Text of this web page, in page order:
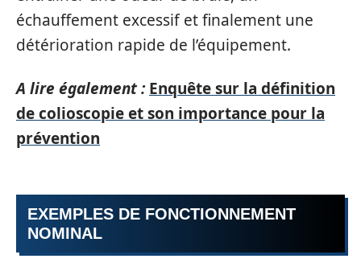
échauffement excessif et finalement une
détérioration rapide de l’équipement.
A lire également : Enquête sur la définition
de colioscopie et son importance pour la
prévention
EXEMPLES DE FONCTIONNEMENT
NOMINAL